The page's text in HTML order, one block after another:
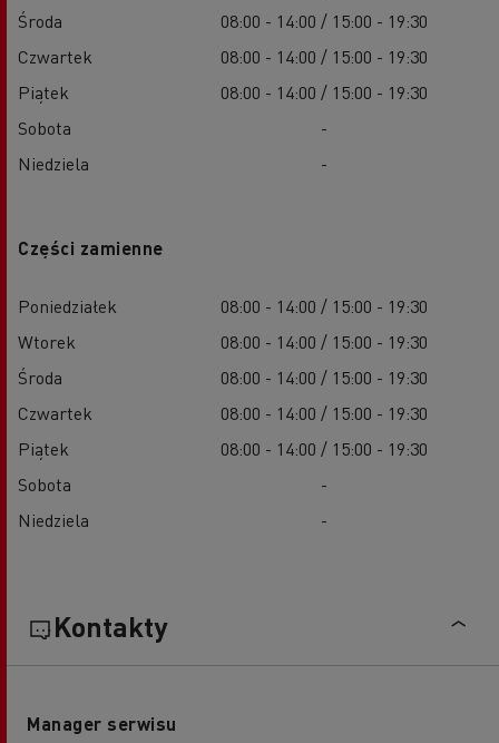
Środa
08:00 - 14:00 / 15:00 - 19:30
Czwartek
08:00 - 14:00 / 15:00 - 19:30
Piątek
08:00 - 14:00 / 15:00 - 19:30
Sobota
-
Niedziela
-
Części zamienne
Poniedziałek
08:00 - 14:00 / 15:00 - 19:30
Wtorek
08:00 - 14:00 / 15:00 - 19:30
Środa
08:00 - 14:00 / 15:00 - 19:30
Czwartek
08:00 - 14:00 / 15:00 - 19:30
Piątek
08:00 - 14:00 / 15:00 - 19:30
Sobota
-
Niedziela
-
Kontakty
Manager serwisu